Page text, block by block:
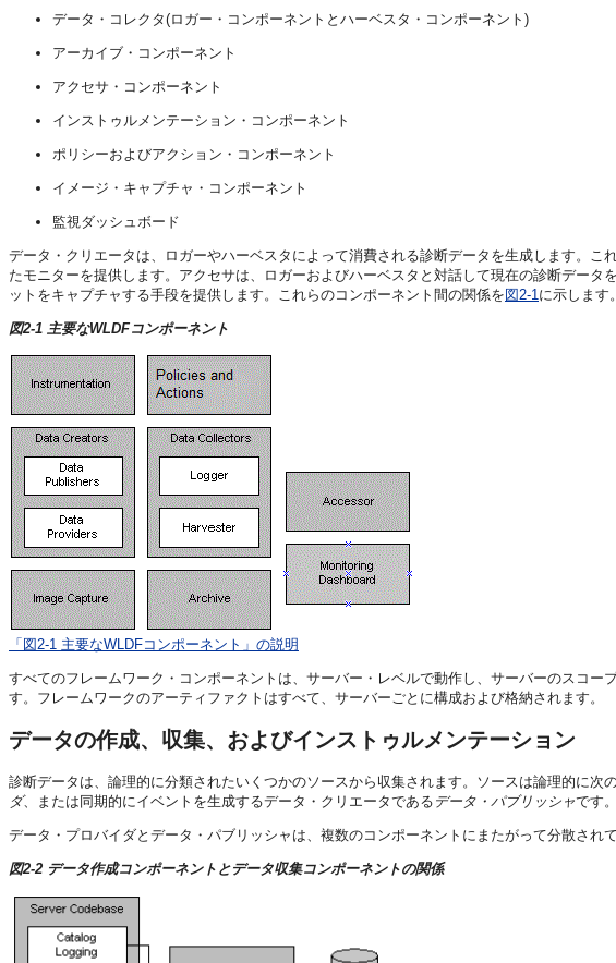
データ・コレクタ(ロガー・コンポーネントとハーベスタ・コンポーネント)
アーカイブ・コンポーネント
アクセサ・コンポーネント
インストゥルメンテーション・コンポーネント
ポリシーおよびアクション・コンポーネント
イメージ・キャプチャ・コンポーネント
監視ダッシュボード
データ・クリエータは、ロガーやハーベスタによって消費される診断データを生成します。
たモニターを提供します。アクセサは、ロガーおよびハーベスタと対話して現在の診断デー
ットをキャプチャする手段を提供します。これらのコンポーネント間の関係を図2-1 に示します。
図2-1 主要なWLDFコンポーネント
「図2-1 主要なWLDFコンポーネント」の説明
すべてのフレームワーク・コンポーネントは、サーバー・レベルで動作し、サーバーのスコ
す。フレームワークのアーティファクトはすべて、サーバーごとに構成および格納されます。
データの作成、収集、およびインストゥルメンテーション
診断データは、論理的に分類されたいくつかのソースから収集されます。 ソースは論理的に次
ダ、または同期的にイベントを生成するデータ・クリエータである データ・パブリッシャです。
データ・プロバイダとデータ・パブリッシャは、複数のコンポーネントにまたがって分散され
図2-2 データ作成コンポーネントとデータ収集コンポーネントの関係